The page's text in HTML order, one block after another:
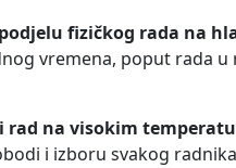
fizičkog rada na
vremena, poput rada
na visokim
i izboru svakog